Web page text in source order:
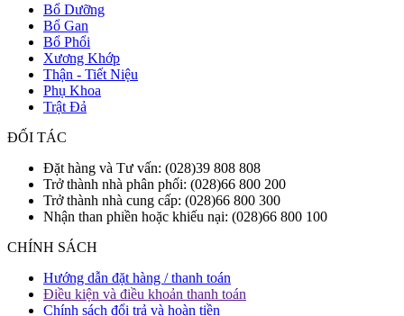
Bổ Dưỡng
Bổ Gan
Bổ Phổi
Xương Khớp
Thận - Tiết Niệu
Phụ Khoa
Trật Đả
ĐỐI TÁC
Đặt hàng và Tư vấn: (028)39 808 808
Trở thành nhà phân phối: (028)66 800 200
Trở thành nhà cung cấp: (028)66 800 300
Nhận than phiền hoặc khiếu nại: (028)66 800 100
CHÍNH SÁCH
Hướng dẫn đặt hàng / thanh toán
Điều kiện và điều khoản thanh toán
Chính sách đổi trả và hoàn tiền